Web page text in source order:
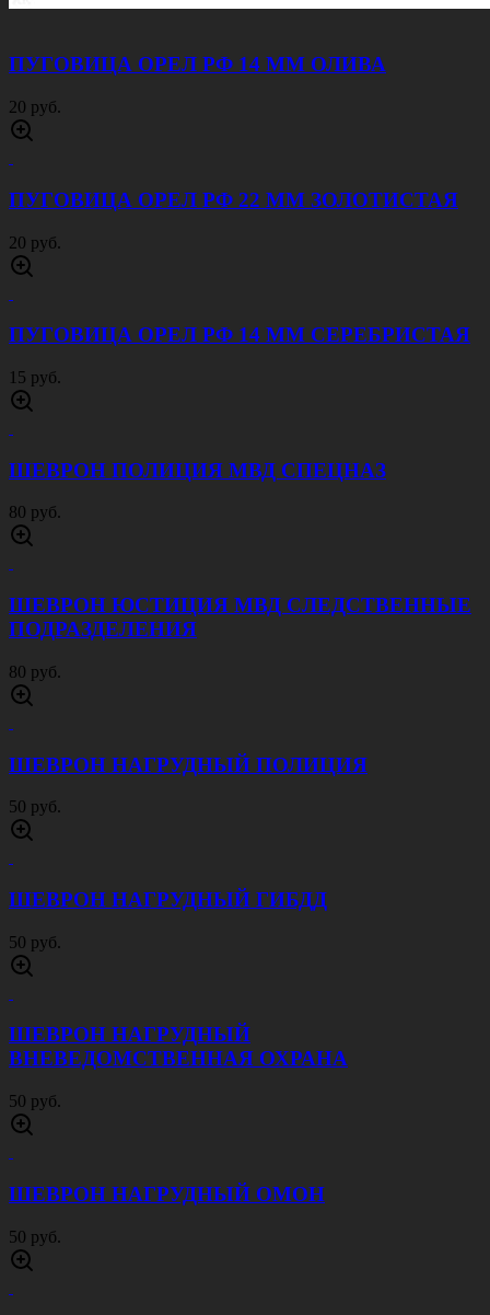
ПУГОВИЦА ОРЕЛ РФ 14 ММ ОЛИВА
20 руб.
ПУГОВИЦА ОРЕЛ РФ 22 ММ ЗОЛОТИСТАЯ
20 руб.
ПУГОВИЦА ОРЕЛ РФ 14 ММ СЕРЕБРИСТАЯ
15 руб.
ШЕВРОН ПОЛИЦИЯ МВД СПЕЦНАЗ
80 руб.
ШЕВРОН ЮСТИЦИЯ МВД СЛЕДСТВЕННЫЕ
ПОДРАЗДЕЛЕНИЯ
80 руб.
ШЕВРОН НАГРУДНЫЙ ПОЛИЦИЯ
50 руб.
ШЕВРОН НАГРУДНЫЙ ГИБДД
50 руб.
ШЕВРОН НАГРУДНЫЙ
ВНЕВЕДОМСТВЕННАЯ ОХРАНА
50 руб.
ШЕВРОН НАГРУДНЫЙ ОМОН
50 руб.